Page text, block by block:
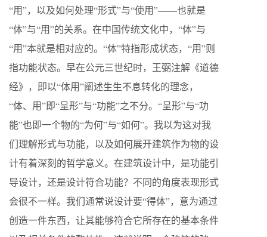
“用”，以及如何处理“形式”与“使用”——也就是
“体”与“用”的关系。在中国传统文化中，“体”与
“用”本就是相对应的。“体”特指形成状态，“用”则
指功能状态。早在公元三世纪时，王弼注解《道德
经》，即以“体用”阐述生生不息转化的理念，
“体、用”即“呈形”与“功能”之不分。“呈形”与“功
能”也即一个物的“为何”与“如何”。我以为这对我
们理解形式与功能，以及如何展开建筑作为物的设
计有着深刻的哲学意义。在建筑设计中，是功能引
导设计，还是设计符合功能？不同的角度表现形式
会很不一样。我们通常说设计要“得体”，意为通过
创造一件东西，让其能够符合它所存在的基本条件